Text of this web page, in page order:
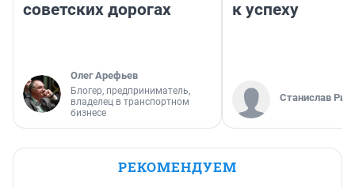
советских дорогах
Олег Арефьев
Блогер, предприниматель,
владелец в транспортном
бизнесе
к успеху
Станислав
РЕКОМЕНДУЕМ